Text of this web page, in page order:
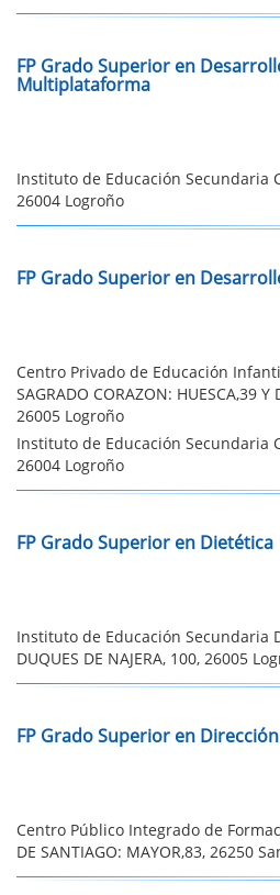
FP Grado Superior en
Multiplataforma
Instituto de Educación Secundaria
26004 Logroño
FP Grado Superior en
Centro Privado de Educación
SAGRADO CORAZON: HUESCA,39 Y
26005 Logroño
Instituto de Educación Secundaria
26004 Logroño
FP Grado Superior en Dietética
Instituto de Educación Secundaria
DUQUES DE NAJERA, 100, 26005
FP Grado Superior en
Centro Público Integrado de
DE SANTIAGO: MAYOR,83, 26250